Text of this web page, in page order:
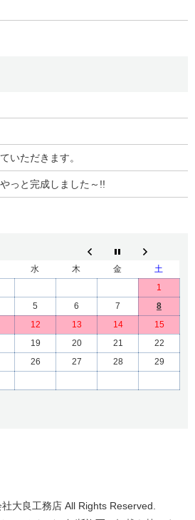
いただきます。
っと完成しました～!!
水 木 金
土
1
5 6 7
8
12 13 14
15
19 20 21
22
26 27 28
29
大良工務店 All Rights Reserved.